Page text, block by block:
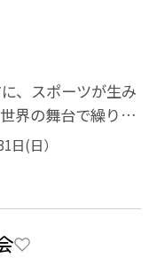
、スポーツが生み
界の舞台で繰り広
ね、人と...
日(日）